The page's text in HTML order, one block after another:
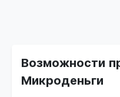
Возможности
Микроденьги